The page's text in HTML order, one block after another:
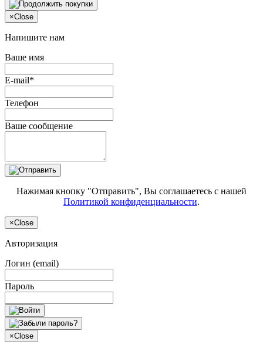
×Close
Напишите нам
Ваше имя
E-mail*
Телефон
Ваше сообщение
Нажимая кнопку "Отправить", Вы соглашаетесь с нашей
Политикой конфиденциальности.
×Close
Авторизация
Логин (email)
Пароль
×Close